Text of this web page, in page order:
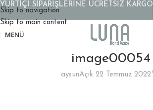
Skip to navigation
Skip to main content
MENÜ
image00054
aysunAçık 22 Temmuz 2022
YURTİÇİ SİPARİŞLERİNE ÜCRETSİZ KARGO